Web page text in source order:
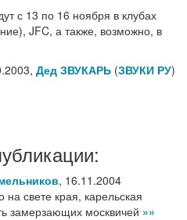
с 13 по 16 ноября в клубах
JFC, а также, возможно, в
Дед ЗВУКАРЬ (ЗВУКИ РУ)
, 16.11.2004
свете края, карельская
замерзающих москвичей »»